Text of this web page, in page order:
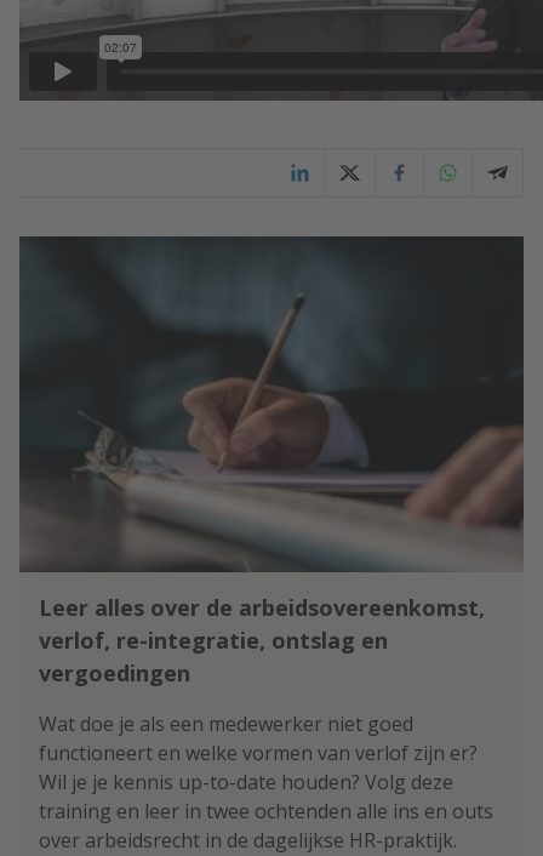
Leer alles over de arbeidsovereenkomst,
verlof, re-integratie, ontslag en
vergoedingen
Wat doe je als een medewerker niet goed
functioneert en welke vormen van verlof zijn er?
Wil je je kennis up-to-date houden? Volg deze
training en leer in twee ochtenden alle ins en outs
over arbeidsrecht in de dagelijkse HR-praktijk.